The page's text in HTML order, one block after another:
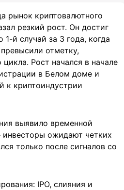
рынок криптовалютного
резкий рост. Он достиг
й случай за 3 года, когда
отметку,
Рост начался в начале
в Белом доме и
к криптоиндустрии
выявило временной
инвесторы ожидают четких
только после сигналов со
IPO, слияния и